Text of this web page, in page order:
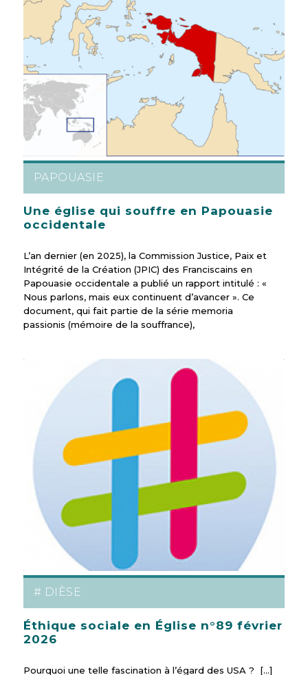
PAPOUASIE
Une église qui souffre en Papouasie
occidentale
L’an dernier (en 2025), la Commission Justice, Paix et
Intégrité de la Création (JPIC) des Franciscains en
Papouasie occidentale a publié un rapport intitulé : «
Nous parlons, mais eux continuent d’avancer ». Ce
document, qui fait partie de la série memoria
passionis (mémoire de la souffrance),
# DIÈSE
Éthique sociale en Église n°89 février
2026
Pourquoi une telle fascination à l’égard des USA ? [...]